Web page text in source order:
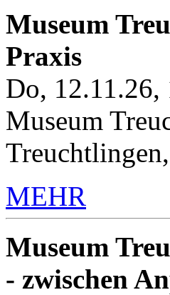
Museum
Praxis
Do, 12.11.26,
Museum
MEHR
Museum
- zwischen